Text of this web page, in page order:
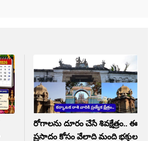
రోగాలను దూరం చేసే శివక్షేత్రం.. ఈ
ప్రసాదం కోసం వేలాది మంది భక్తుల